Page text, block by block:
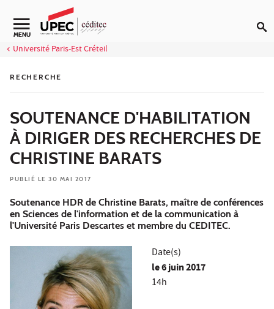
Aller au contenu
Navigation secondaire
MENU
Université Paris-Est Créteil
RECHERCHE
SOUTENANCE D'HABILITATION
À DIRIGER DES RECHERCHES DE
CHRISTINE BARATS
PUBLIÉ LE 30 MAI 2017
Soutenance HDR de Christine Barats, maître de conférences
en Sciences de l'information et de la communication à
l'Université Paris Descartes et membre du CEDITEC.
Date(s)
le6 juin 2017
14h